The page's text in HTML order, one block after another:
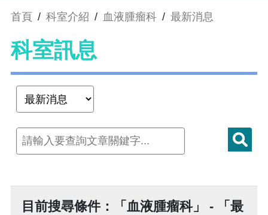
首頁 / 科室介紹 / 血液腫瘤科 / 最新消息
科室訊息
目前搜尋條件：「血液腫瘤科」 - 「最